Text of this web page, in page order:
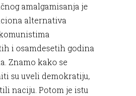
amalgamisanja je
alternativa
i osamdesetih godina
Znamo kako se
su uveli demokratiju,
naciju. Potom je istu